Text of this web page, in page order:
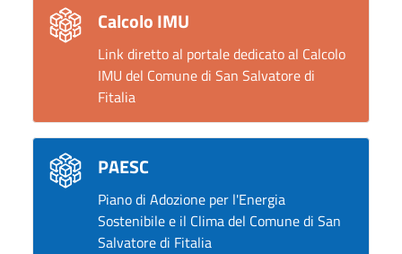
Calcolo IMU
Link diretto al portale dedicato al Calcolo
IMU del Comune di San Salvatore di
Fitalia
PAESC
Piano di Adozione per l'Energia
Sostenibile e il Clima del Comune di San
Salvatore di Fitalia